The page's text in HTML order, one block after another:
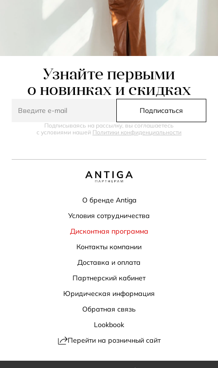
Узнайте первыми
о новинках и скидках
Подписаться
Подписываясь на рассылку, вы соглашаетесь
с условиями нашей Политики конфиденциальности
О бренде Antiga
Условия сотрудничества
Дисконтная программа
Контакты компании
Доставка и оплата
Партнерский кабинет
Юридическая информация
Обратная связь
Lookbook
Перейти на розничный сайт
Политика конфиденциальности